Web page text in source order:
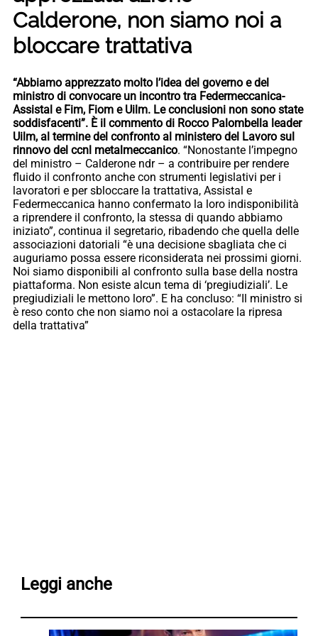
Calderone, non siamo noi a
bloccare trattativa
“Abbiamo apprezzato molto l’idea del governo e del
ministro di convocare un incontro tra Federmeccanica-
Assistal e Fim, Fiom e Uilm. Le conclusioni non sono state
soddisfacenti”. È il commento di Rocco Palombella leader
Uilm, al termine del confronto al ministero del Lavoro sul
rinnovo del ccnl metalmeccanico. “Nonostante l’impegno
del ministro – Calderone ndr – a contribuire per rendere
fluido il confronto anche con strumenti legislativi per i
lavoratori e per sbloccare la trattativa, Assistal e
Federmeccanica hanno confermato la loro indisponibilità
a riprendere il confronto, la stessa di quando abbiamo
iniziato”, continua il segretario, ribadendo che quella delle
associazioni datoriali “è una decisione sbagliata che ci
auguriamo possa essere riconsiderata nei prossimi giorni.
Noi siamo disponibili al confronto sulla base della nostra
piattaforma. Non esiste alcun tema di ‘pregiudiziali’. Le
pregiudiziali le mettono loro”. E ha concluso: “Il ministro si
è reso conto che non siamo noi a ostacolare la ripresa
della trattativa”
Leggi anche